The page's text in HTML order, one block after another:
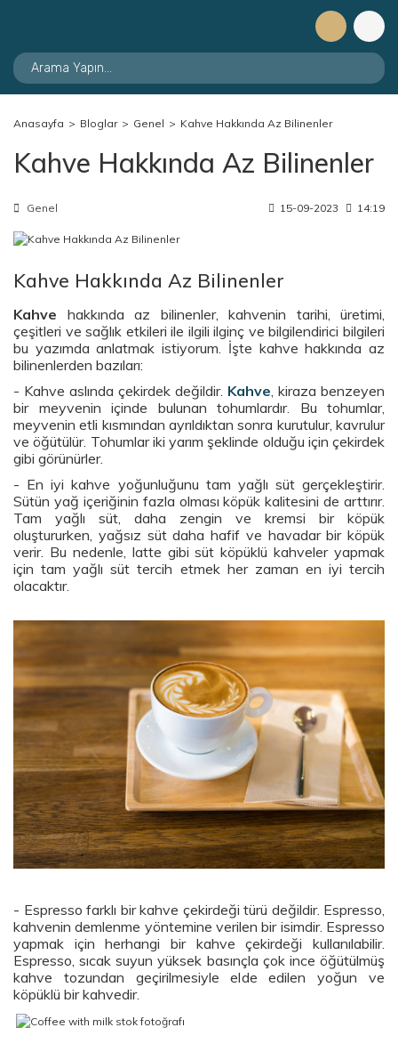
Anasayfa Bloglar Genel Kahve Hakkında Az Bilinenler
Kahve Hakkında Az Bilinenler
Genel 15-09-2023 14:19
Kahve Hakkında Az Bilinenler
Kahve hakkında az bilinenler, kahvenin tarihi, üretimi,
çeşitleri ve sağlık etkileri ile ilgili ilginç ve bilgilendirici bilgileri
bu yazımda anlatmak istiyorum. İşte kahve hakkında az
bilinenlerden bazıları:
- Kahve aslında çekirdek değildir. Kahve , kiraza benzeyen
bir meyvenin içinde bulunan tohumlardır. Bu tohumlar,
meyvenin etli kısmından ayrıldıktan sonra kurutulur, kavrulur
ve öğütülür. Tohumlar iki yarım şeklinde olduğu için çekirdek
gibi görünürler.
- En iyi kahve yoğunluğunu tam yağlı süt gerçekleştirir.
Sütün yağ içeriğinin fazla olması köpük kalitesini de arttırır.
Tam yağlı süt, daha zengin ve kremsi bir köpük
oluştururken, yağsız süt daha hafif ve havadar bir köpük
verir. Bu nedenle, latte gibi süt köpüklü kahveler yapmak
için tam yağlı süt tercih etmek her zaman en iyi tercih
olacaktır.
- Espresso farklı bir kahve çekirdeği türü değildir. Espresso,
kahvenin demlenme yöntemine verilen bir isimdir. Espresso
yapmak için herhangi bir kahve çekirdeği kullanılabilir.
Espresso, sıcak suyun yüksek basınçla çok ince öğütülmüş
kahve tozundan geçirilmesiyle elde edilen yoğun ve
köpüklü bir kahvedir.